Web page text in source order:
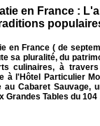
en France :
en France ( de
sa pluralité, du
culinaires, à
à l'Hôtel Particulier
au Cabaret Sauvage,
Grandes Tables du